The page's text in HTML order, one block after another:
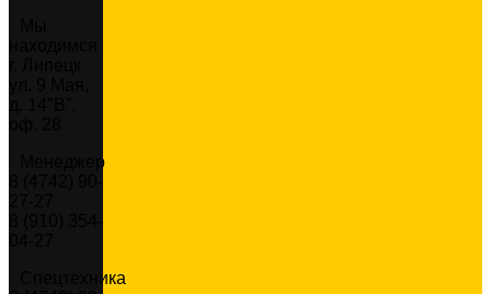
Менеджер
Спецтехника